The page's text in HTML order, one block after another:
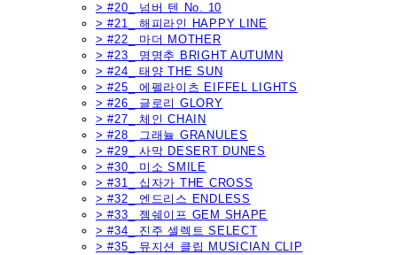
> #20_ 넘버 텐 No. 10
> #21_ 해피라인 HAPPY LINE
> #22_ 마더 MOTHER
> #23_ 명명추 BRIGHT AUTUMN
> #24_ 태양 THE SUN
> #25_ 에펠라이츠 EIFFEL LIGHTS
> #26_ 글로리 GLORY
> #27_ 체인 CHAIN
> #28_ 그래뉼 GRANULES
> #29_ 사막 DESERT DUNES
> #30_ 미소 SMILE
> #31_ 십자가 THE CROSS
> #32_ 엔드리스 ENDLESS
> #33_ 젬쉐이프 GEM SHAPE
> #34_ 진주 셀렉트 SELECT
> #35_ 뮤지션 클립 MUSICIAN CLIP